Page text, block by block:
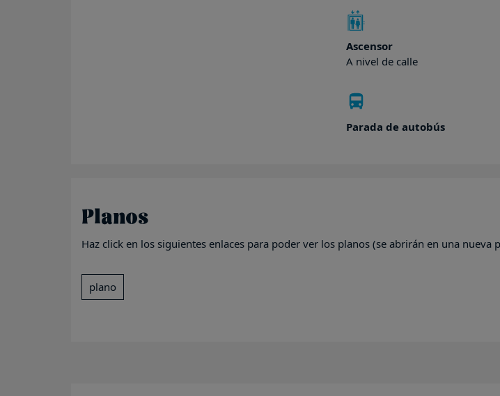
Ascensor
A nivel de calle
Parada de autobús
Planos
Haz click en los siguientes enlaces para poder ver los planos (se abrirán en una nueva
plano